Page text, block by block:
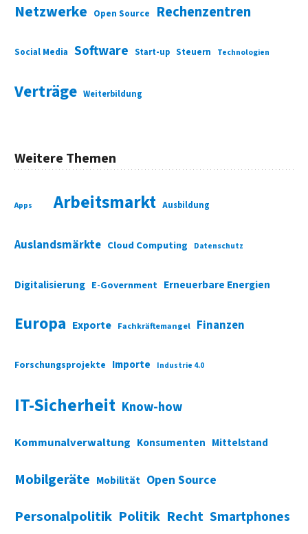
Netzwerke Open Source Rechenzentren
Social Media Software Start-up Steuern Technologien
Verträge Weiterbildung
Weitere Themen
Apps Arbeitsmarkt Ausbildung
Auslandsmärkte Cloud Computing Datenschutz
Digitalisierung E-Government Erneuerbare Energien
Europa Exporte Fachkräftemangel Finanzen
Forschungsprojekte Importe Industrie 4.0
IT-Sicherheit Know-how
Kommunalverwaltung Konsumenten Mittelstand
Mobilgeräte Mobilität Open Source
Personalpolitik Politik Recht Smartphones